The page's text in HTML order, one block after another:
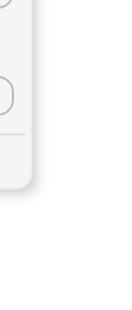
na Hungria)